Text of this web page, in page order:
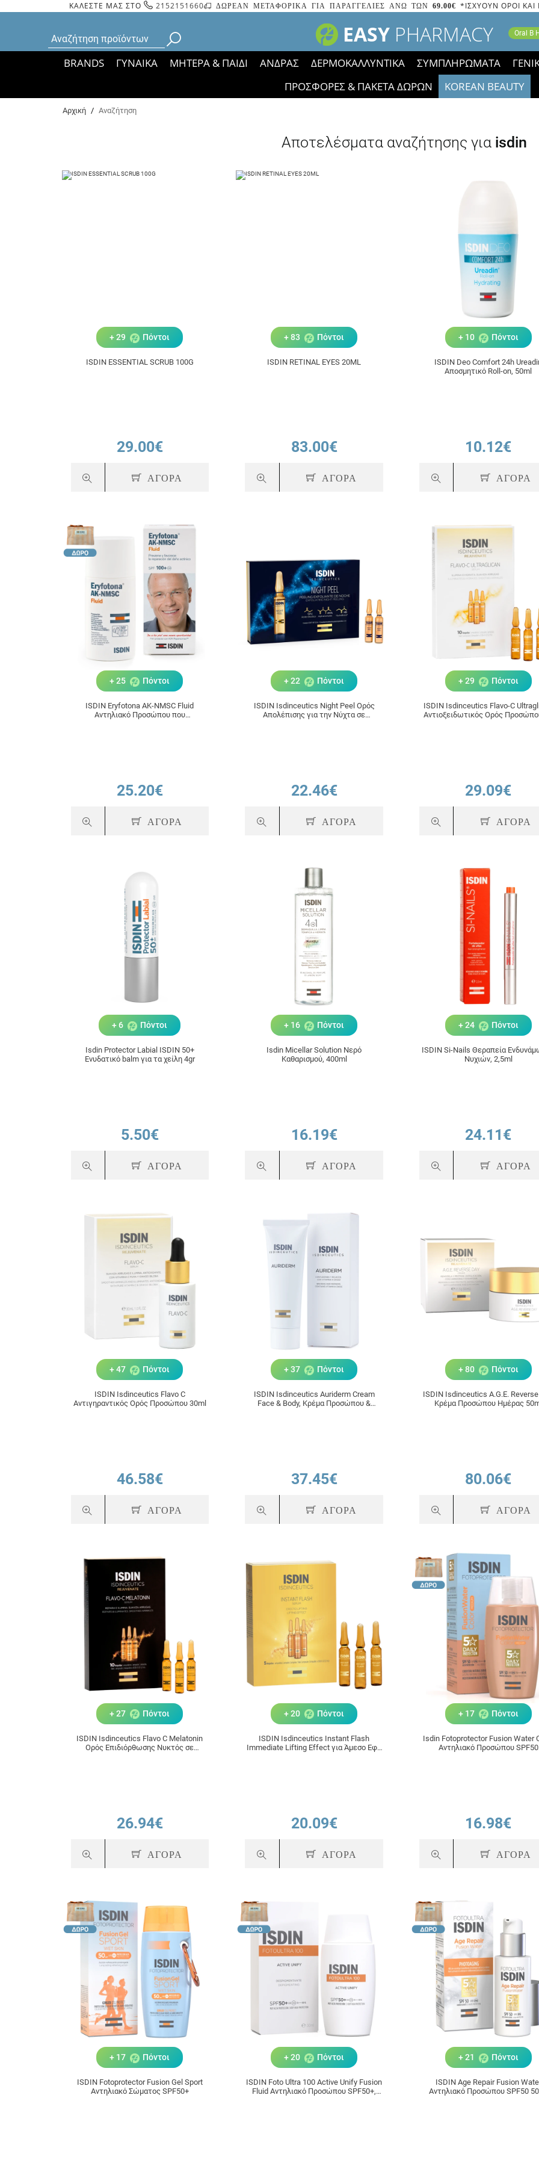
ΚΑΛΕΣΤΕ ΜΑΣ ΣΤΟ 2152151660 ΔΩΡΕΑΝ ΜΕΤΑΦΟΡΙΚΑ ΓΙΑ ΠΑΡΑΓΓΕΛΙΕΣ ΑΝΩ ΤΩΝ 69.00€ *ΙΣΧΥΟΥΝ ΟΡΟΙ
EASY PHARMACY Oral B
BRANDS ΓΥΝΑΙΚΑ ΜΗΤΕΡΑ & ΠΑΙΔΙ ΑΝΔΡΑΣ ΔΕΡΜΟΚΑΛΛΥΝΤΙΚΑ ΣΥΜΠΛΗΡΩΜΑΤΑ
ΠΡΟΣΦΟΡΕΣ & ΠΑΚΕΤΑ ΔΩΡΩΝ
KOREAN BEAUTY
Bάσει ΦΕΚ 35935/2023 τα εικονίδια των εκπτώσεων έφυγαν, οι χαμηλές μας
Αρχική / Αναζήτηση
Αποτελέσματα αναζήτησης για isdin
+ 29 Πόντοι
ISDIN ESSENTIAL SCRUB 100G
29.00€
ΑΓΟΡΑ
+ 83 Πόντοι
ISDIN RETINAL EYES 20ML
83.00€
ΑΓΟΡΑ
+ 10 Πόντοι
ISDIN Deo Comfort 24h
Αποσμητικό Roll-on, 50ml
10.12€
ΑΓΟΡΑ
+ 25 Πόντοι
ISDIN Eryfotona AK-NMSC Fluid
Αντηλιακό Προσώπου που
25.20€
ΑΓΟΡΑ
+ 22 Πόντοι
ISDIN Isdinceutics Night Peel Ορός
Απολέπισης για την Νύχτα σε
22.46€
ΑΓΟΡΑ
+ 29 Πόντοι
ISDIN Isdinceutics Flavo-C
Αντιοξειδωτικός Ορός
29.09€
ΑΓΟΡΑ
+ 6 Πόντοι
Isdin Protector Labial ISDIN 50+
Ενυδατικό balm για τα χείλη 4gr
5.50€
ΑΓΟΡΑ
+ 16 Πόντοι
Isdin Micellar Solution Νερό
Καθαρισμού, 400ml
16.19€
ΑΓΟΡΑ
+ 24 Πόντοι
ISDIN Si-Nails Θεραπεία
Νυχιών, 2,5ml
24.11€
ΑΓΟΡΑ
+ 47 Πόντοι
ISDIN Isdinceutics Flavo C
Αντιγηραντικός Ορός Προσώπου 30ml
46.58€
ΑΓΟΡΑ
+ 37 Πόντοι
ISDIN Isdinceutics Auriderm Cream
Face & Body, Κρέμα Προσώπου &
37.45€
ΑΓΟΡΑ
+ 80 Πόντοι
ISDIN Isdinceutics A.G.E.
Κρέμα Προσώπου Ημέρας
80.06€
ΑΓΟΡΑ
+ 27 Πόντοι
ISDIN Isdinceutics Flavo C Melatonin
Ορός Επιδιόρθωσης Νυκτός σε
26.94€
ΑΓΟΡΑ
+ 20 Πόντοι
ISDIN Isdinceutics Instant Flash
Immediate Lifting Effect για Άμεσο Εφέ
20.09€
ΑΓΟΡΑ
+ 17 Πόντοι
Isdin Fotoprotector Fusion Water
Αντηλιακό Προσώπου SPF50
16.98€
ΑΓΟΡΑ
+ 17 Πόντοι
ISDIN Fotoprotector Fusion Gel Sport
Αντηλιακό Σώματος SPF50+
+ 20 Πόντοι
ISDIN Foto Ultra 100 Active Unify Fusion
Fluid Αντηλιακό Προσώπου SPF50+,
+ 21 Πόντοι
ISDIN Age Repair Fusion
Αντηλιακό Προσώπου SPF50